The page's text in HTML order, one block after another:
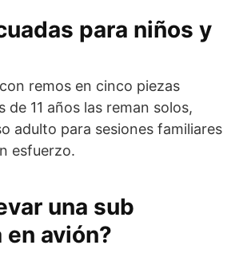
para niños y
remos en cinco piezas
de 11 años las reman solos,
adulto para sesiones familiares
esfuerzo.
una sub
avión?